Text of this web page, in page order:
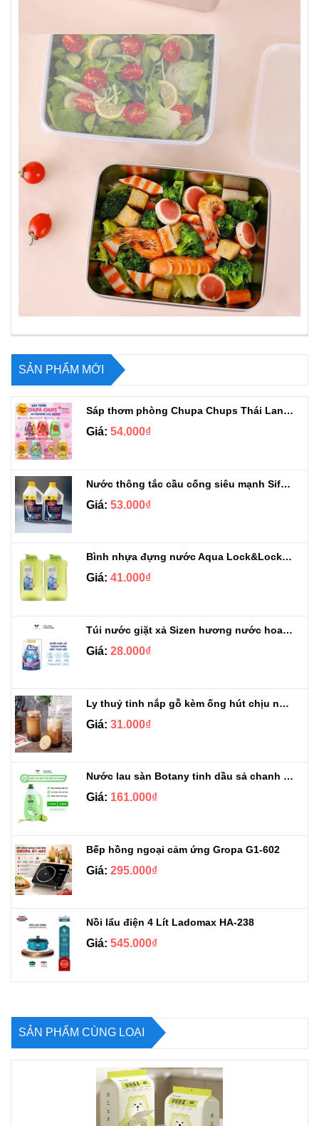
SẢN PHẨM MỚI
Sáp thơm phòng Chupa Chups Thái Lan 230g
Giá: 54.000₫
Nước thông tắc cầu cống siêu mạnh Sifa 1.4kg
Giá: 53.000₫
Bình nhựa đựng nước Aqua Lock&Lock 2.1L
Giá: 41.000₫
Túi nước giặt xả Sizen hương nước hoa 500 ml
Giá: 28.000₫
Ly thuỷ tinh nắp gỗ kèm ống hút chịu nhiệt 500ml
Giá: 31.000₫
Nước lau sàn Botany tinh dầu sả chanh chai 3.9kg
Giá: 161.000₫
Bếp hồng ngoại cảm ứng Gropa G1-602
Giá: 295.000₫
Nồi lẩu điện 4 Lít Ladomax HA-238
Giá: 545.000₫
SẢN PHẨM CÙNG LOẠI